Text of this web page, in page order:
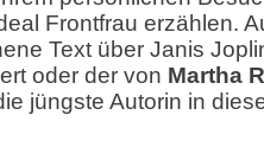
Frontfrau erzählen.
Text über Janis
oder der von Martha
jüngste Autorin in